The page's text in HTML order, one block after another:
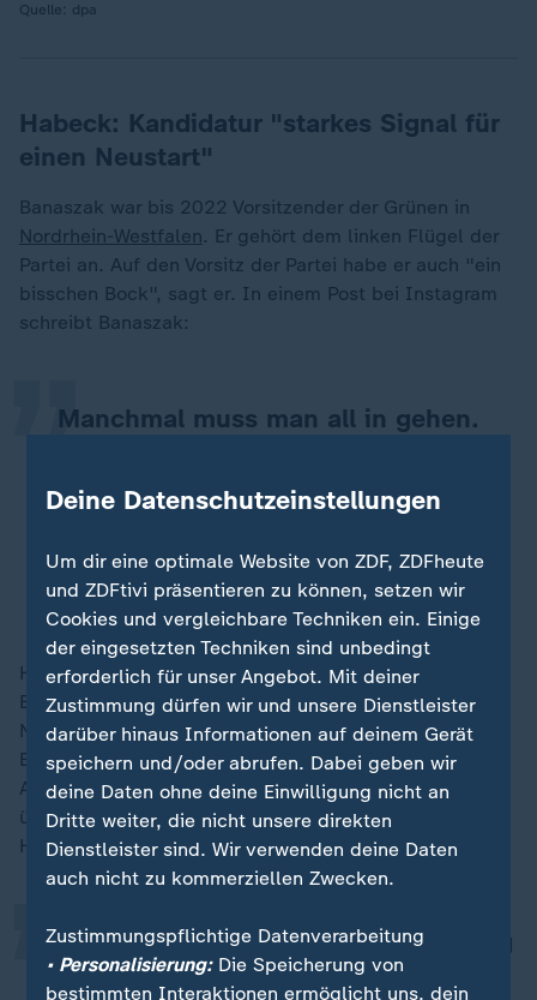
Quelle: dpa
Habeck: Kandidatur "starkes Signal für
einen Neustart"
Banaszak war bis 2022 Vorsitzender der Grünen in
Nordrhein-Westfalen. Er gehört dem linken Flügel der
Partei an. Auf den Vorsitz der Partei habe er auch "ein
bisschen Bock", sagt er. In einem Post bei Instagram
schreibt Banaszak:
Manchmal muss man all in gehen.
habe mich entschieden, für den
Bundesvorsitz von Bündnis 90/ Die
Grünen zu kandidieren.
„
Felix Banaszak, Grüne
Habeck bezeichnet die angekündigte Kandidatur von
Brantner und Banaszak als "starkes Signal für einen
Neustart" der Grünen. Dies gelte auch für die
Bereitschaft des Grünen-Bundestagsabgeordneten
Andreas Audretsch, die Wahlkampfleitung zu
übernehmen. Der Deutschen Presse-Agentur sagt
Habeck:
Wir werden auf dem Bundesparteitag
mit neuer Kraft nach vorne gehen.
„
Deine Datenschutzeinstellungen
Um dir eine optimale Website von ZDF, ZDFheute
und ZDFtivi präsentieren zu können, setzen wir
Cookies und vergleichbare Techniken ein. Einige
der eingesetzten Techniken sind unbedingt
erforderlich für unser Angebot. Mit deiner
Zustimmung dürfen wir und unsere Dienstleister
darüber hinaus Informationen auf deinem Gerät
speichern und/oder abrufen. Dabei geben wir
deine Daten ohne deine Einwilligung nicht an
Dritte weiter, die nicht unsere direkten
Dienstleister sind. Wir verwenden deine Daten
auch nicht zu kommerziellen Zwecken.
Zustimmungspflichtige Datenverarbeitung
• Personalisierung:Die Speicherung von
bestimmten Interaktionen ermöglicht uns, dein